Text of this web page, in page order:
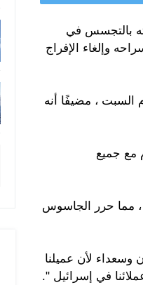
أمريكي سُجن لمدة 30 عامًا بعد إدانته بالتجسس في
وإلغاء الإفراج
السبت ، مضيفًا أنه
مع جميع
، مما حرر الجاسوس
وسعداء لأن عميلنا
في إسرائيل ".